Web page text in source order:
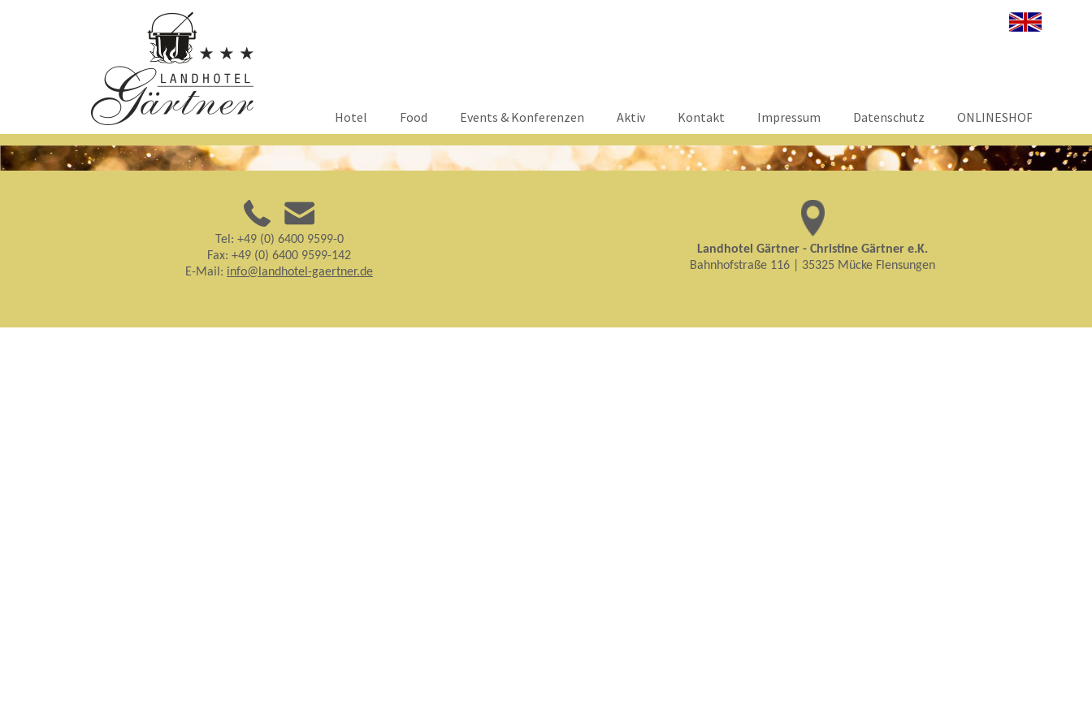
Navigation
überspringen
Hotel Food Events & Konferenzen Aktiv Kontakt Impressum Datenschutz ONLINESHOP
Tel: +49 (0) 6400 9599-0
Fax: +49 (0) 6400 9599-142
E-Mail: info@landhotel-gaertner.de
Landhotel Gärtner - Christine Gärtner e.K.
Bahnhofstraße 116 | 35325 Mücke Flensungen